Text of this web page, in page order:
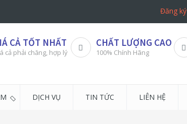
Đăng ký
CẢ TỐT NHẤT
cả phải chăng, hợp lý
CHẤT LƯỢNG CAO
100% Chính Hãng
DỊCH VỤ TIN TỨC LIÊN HỆ